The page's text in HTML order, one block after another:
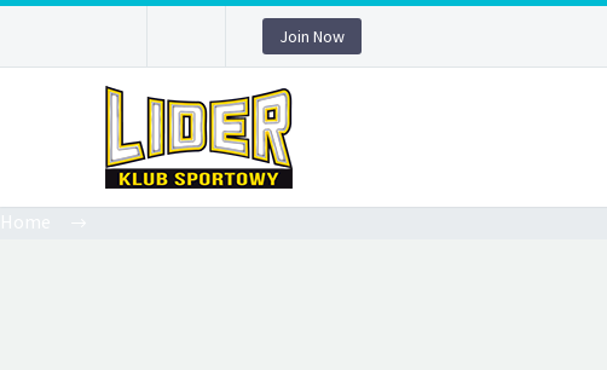
Join Now